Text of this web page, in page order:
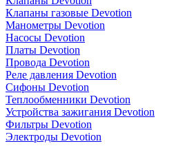
Клапаны газовые Devotion
Манометры Devotion
Насосы Devotion
Платы Devotion
Провода Devotion
Реле давления Devotion
Сифоны Devotion
Теплообменники Devotion
Устройства зажигания Devotion
Фильтры Devotion
Электроды Devotion